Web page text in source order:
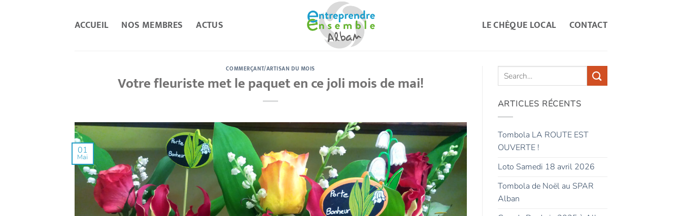
ACCUEIL NOS MEMBRES ACTUS LE CHÈQUE LOCAL CONTACT
COMMERÇANT/ARTISAN DU MOIS
Votre fleuriste met le paquet en ce joli mois de mai!
01
Mai
ARTICLES RÉCENTS
Tombola LA ROUTE EST
OUVERTE !
Loto Samedi 18 avril 2026
Tombola de Noël au SPAR
Alban